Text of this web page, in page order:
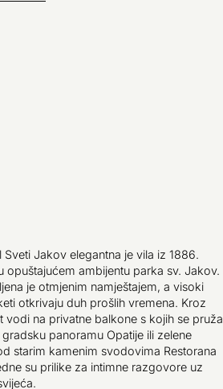
Jakov elegantna je vila iz 1886.
opuštajućem ambijentu parka sv. Jakov.
je otmjenim namještajem, a visoki
otkrivaju duh prošlih vremena. Kroz
vodi na privatne balkone s kojih se pruža
panoramu Opatije ili zelene
starim kamenim svodovima Restorana
su prilike za intimne razgovore uz